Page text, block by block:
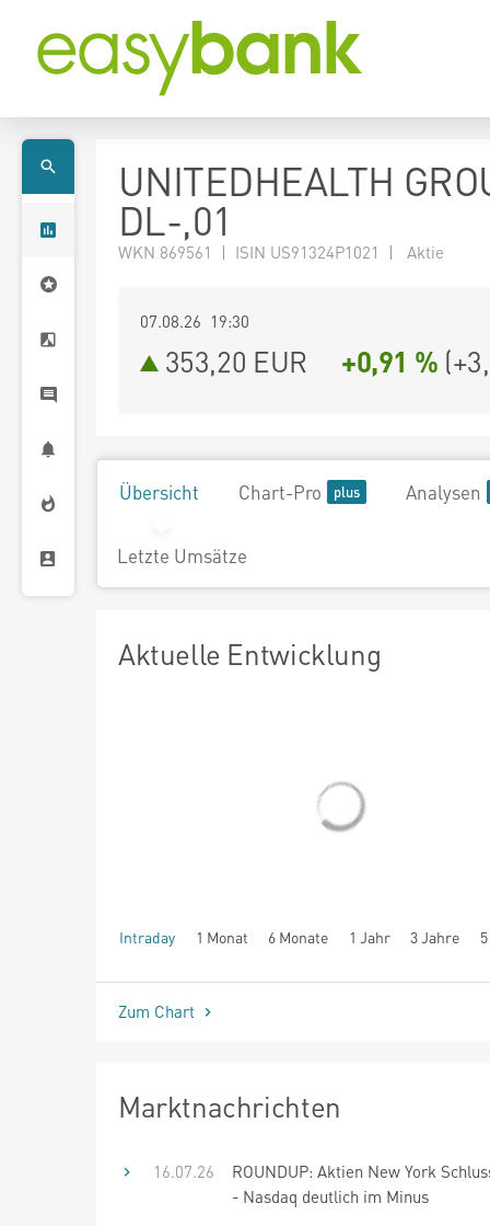
UNITEDHEALTH
DL-,01
WKN 869561 | ISIN US91324P1021 | Aktie
07.08.26 19:30
353,20 EUR +0,91 % (
Übersicht Chart-Pro Analysen
Letzte Umsätze
Aktuelle Entwicklung
Intraday 1 Monat 6 Monate 1 Jahr 3 Jahre
seit Beginn
Zum Chart
Marktnachrichten
16.07.26
ROUNDUP: Aktien New York
- Nasdaq deutlich im Minus